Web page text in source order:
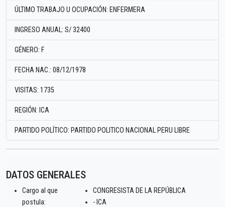
ÚLTIMO TRABAJO U OCUPACIÓN: ENFERMERA
INGRESO ANUAL: S/ 32400
GÉNERO: F
FECHA NAC.: 08/12/1978
VISITAS: 1735
REGIÓN: ICA
PARTIDO POLÍTICO: PARTIDO POLITICO NACIONAL PERU LIBRE
DATOS GENERALES
Cargo al que
postula:
CONGRESISTA DE LA REPÚBLICA
- ICA